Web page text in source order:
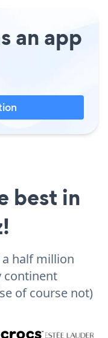
an app
best in
a half million
continent
of course not)